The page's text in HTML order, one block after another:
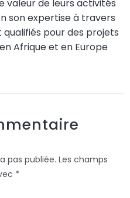
valeur de leurs activités
son expertise à travers
pour des projets
Afrique et en Europe
pas publiée. Les champs
*